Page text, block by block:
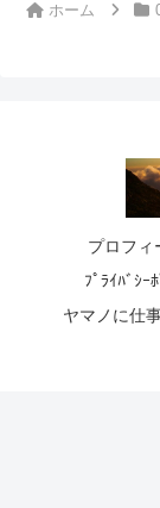
ホーム
プロフィ
ﾌﾟﾗｲﾊﾞｼｰ
ヤマノに仕